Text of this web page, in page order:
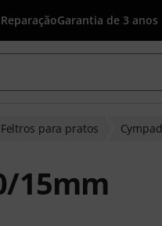
Garantia de 3 anos
Feltros para pratos Cympad
15mm